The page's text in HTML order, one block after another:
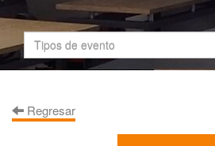
Tipos de evento
Regresar